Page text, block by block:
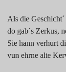
Als die
do gab´s Zerkus,
Sie hann verhurt
vun ehrne alte